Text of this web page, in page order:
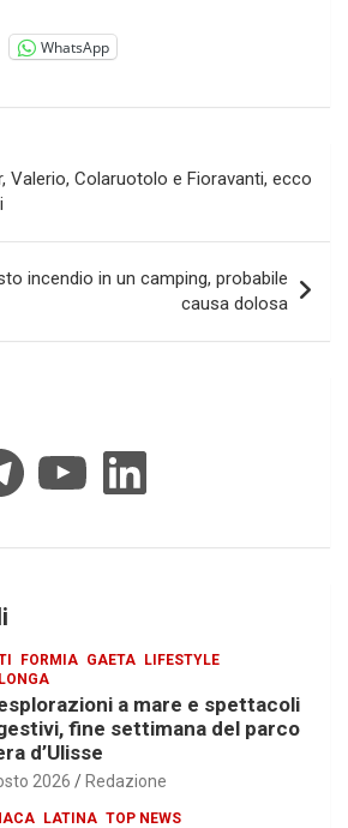
WhatsApp
Valerio, Colaruotolo e Fioravanti, ecco
incendio in un camping, probabile
causa dolosa
YouTube LinkedIn
FORMIA GAETA LIFESTYLE
a mare e spettacoli
fine settimana del parco
d’Ulisse
2026 Redazione
LATINA TOP NEWS